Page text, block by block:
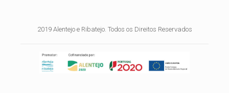
2019 Alentejo e Ribatejo. Todos os Direitos Reservados